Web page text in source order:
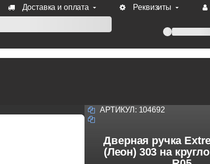
Доставка и оплата Реквизиты
Tupai, Extreza, Melodia, Forme при оплате по счету.
АРТИКУЛ: 104692
Дверная ручка
(Леон) 303 на